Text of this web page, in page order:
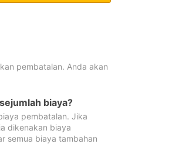
pembatalan. Anda akan
biaya?
pembatalan. Jika
dikenakan biaya
semua biaya tambahan